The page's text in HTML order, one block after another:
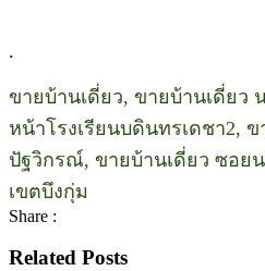
.
ขายบ้านเดี่ยว, ขายบ้านเดี่ยว
หน้าโรงเรียนบดินทรเดชา2,
ปัฐวิกรณ์, ขายบ้านเดี่ยว ซอย
เขตบึงกุ่ม
Share :
Related Posts